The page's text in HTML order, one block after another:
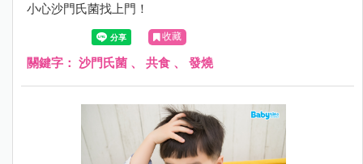
小心沙門氏菌找上門！
收藏
關鍵字： 沙門氏菌 、 共食 、 發燒